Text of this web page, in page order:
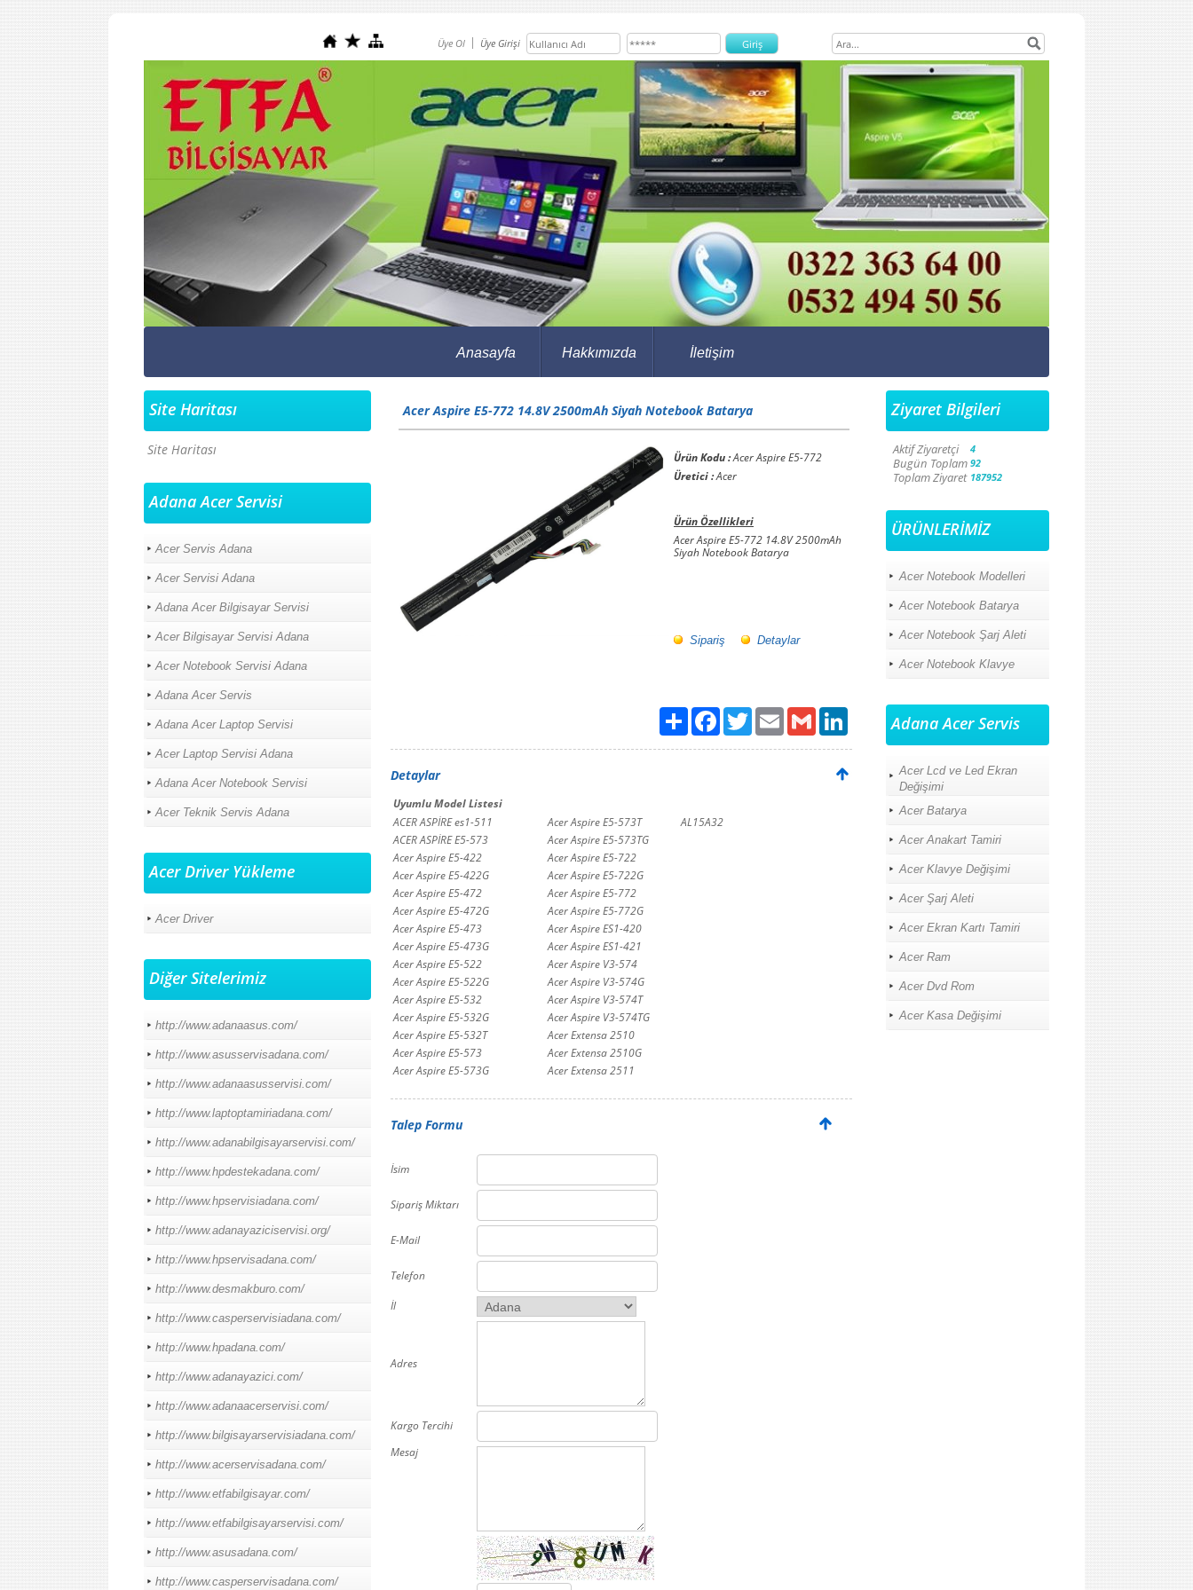
Üye Ol Üye Girişi
Anasayfa Hakkımızda İletişim
Site Haritası
Site Haritası
Adana Acer Servisi
Acer Servis Adana
Acer Servisi Adana
Adana Acer Bilgisayar Servisi
Acer Bilgisayar Servisi Adana
Acer Notebook Servisi Adana
Adana Acer Servis
Adana Acer Laptop Servisi
Acer Laptop Servisi Adana
Adana Acer Notebook Servisi
Acer Teknik Servis Adana
Acer Driver Yükleme
Acer Driver
Diğer Sitelerimiz
http://www.adanaasus.com/
http://www.asusservisadana.com/
http://www.adanaasusservisi.com/
http://www.laptoptamiriadana.com/
http://www.adanabilgisayarservisi.com/
http://www.hpdestekadana.com/
http://www.hpservisiadana.com/
http://www.adanayaziciservisi.org/
http://www.hpservisadana.com/
http://www.desmakburo.com/
http://www.casperservisiadana.com/
http://www.hpadana.com/
http://www.adanayazici.com/
http://www.adanaacerservisi.com/
http://www.bilgisayarservisiadana.com/
http://www.acerservisadana.com/
http://www.etfabilgisayar.com/
http://www.etfabilgisayarservisi.com/
http://www.asusadana.com/
http://www.casperservisadana.com/
Acer Aspire E5-772 14.8V 2500mAh Siyah Notebook Batarya
Ürün Kodu :Acer Aspire E5-772
Üretici :Acer
Ürün Özellikleri
Acer Aspire E5-772 14.8V 2500mAh
Siyah Notebook Batarya
Sipariş Detaylar
Paylaş FacebookTwitter Email Gmail
Detaylar
Uyumlu Model Listesi
ACER ASPİRE es1-511
Acer Aspire E5-573T
AL15A32
ACER ASPİRE E5-573
Acer Aspire E5-573TG
Acer Aspire E5-422
Acer Aspire E5-722
Acer Aspire E5-422G
Acer Aspire E5-722G
Acer Aspire E5-472
Acer Aspire E5-772
Acer Aspire E5-472G
Acer Aspire E5-772G
Acer Aspire E5-473
Acer Aspire ES1-420
Acer Aspire E5-473G
Acer Aspire ES1-421
Acer Aspire E5-522
Acer Aspire V3-574
Acer Aspire E5-522G
Acer Aspire V3-574G
Acer Aspire E5-532
Acer Aspire V3-574T
Acer Aspire E5-532G
Acer Aspire V3-574TG
Acer Aspire E5-532T
Acer Extensa 2510
Acer Aspire E5-573
Acer Extensa 2510G
Acer Aspire E5-573G
Acer Extensa 2511
Talep Formu
İsim
Sipariş Miktarı
E-Mail
Telefon
İl
Adres
Kargo Tercihi
Mesaj
Ziyaret Bilgileri
Aktif Ziyaretçi 4
Bugün Toplam 92
Toplam Ziyaret 187952
ÜRÜNLERİMİZ
Acer Notebook Modelleri
Acer Notebook Batarya
Acer Notebook Şarj Aleti
Acer Notebook Klavye
Adana Acer Servis
Acer Lcd ve Led Ekran
Değişimi
Acer Batarya
Acer Anakart Tamiri
Acer Klavye Değişimi
Acer Şarj Aleti
Acer Ekran Kartı Tamiri
Acer Ram
Acer Dvd Rom
Acer Kasa Değişimi